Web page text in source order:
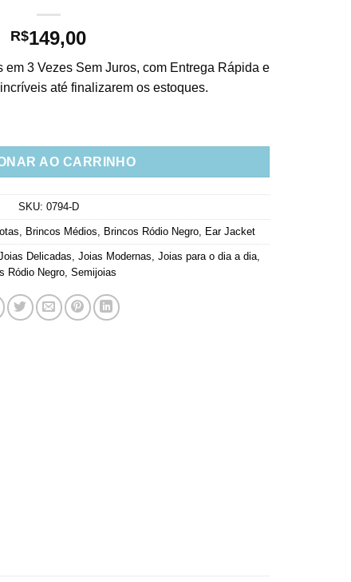
R$149,00
3 Vezes Sem Juros, com Entrega Rápida e
até finalizarem os estoques.
Banho De Rodio Negro quantidade
AO CARRINHO
SKU: 0794-D
Brincos Médios Brincos Ródio Negro Ear Jacket
Delicadas Joias Modernas Joias para o dia a dia,
Ródio Negro Semijoias